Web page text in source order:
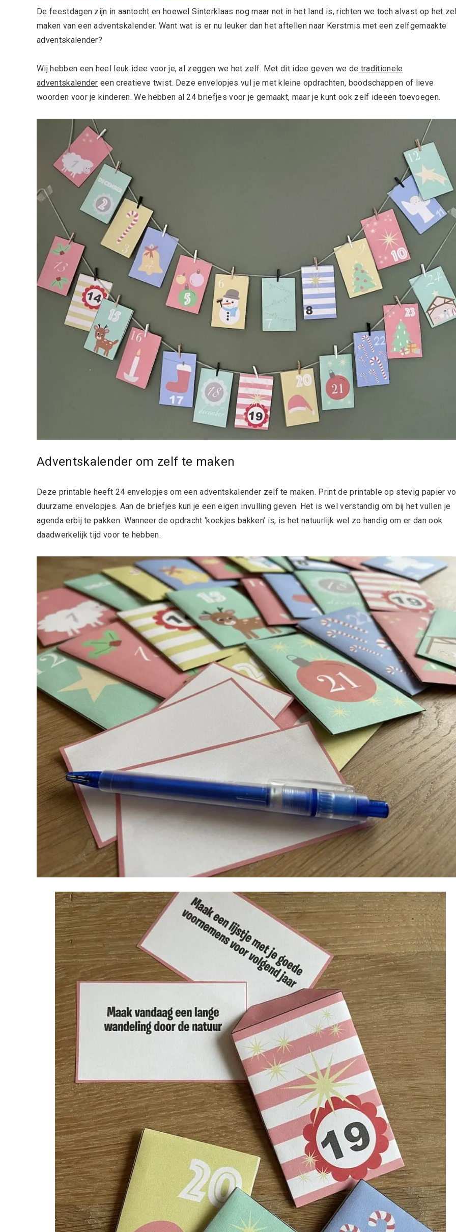
De feestdagen zijn in aantocht en hoewel Sinterklaas nog maar net in het land is, richten we toch alvast op het
maken van een adventskalender. Want wat is er nu leuker dan het aftellen naar Kerstmis met een zelfgemaakte
adventskalender?
Wij hebben een heel leuk idee voor je, al zeggen we het zelf. Met dit idee geven we de traditionele
adventskalender een creatieve twist. Deze envelopjes vul je met kleine opdrachten, boodschappen of lieve
woorden voor je kinderen. We hebben al 24 briefjes voor je gemaakt, maar je kunt ook zelf ideeën toevoegen.
Adventskalender om zelf te maken
Deze printable heeft 24 envelopjes om een adventskalender zelf te maken. Print de printable op stevig papier
duurzame envelopjes. Aan de briefjes kun je een eigen invulling geven. Het is wel verstandig om bij het vullen je
agenda erbij te pakken. Wanneer de opdracht ‘koekjes bakken’ is, is het natuurlijk wel zo handig om er dan ook
daadwerkelijk tijd voor te hebben.